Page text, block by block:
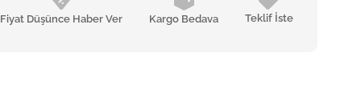
Fiyat Düşünce Haber Ver Kargo Bedava Teklif İste